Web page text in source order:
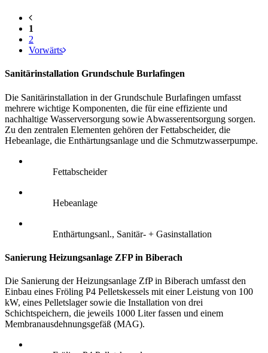
1
2
Vorwärts
Sanitärinstallation Grundschule Burlafingen
Die Sanitärinstallation in der Grundschule Burlafingen umfasst
mehrere wichtige Komponenten, die für eine effiziente und
nachhaltige Wasserversorgung sowie Abwasserentsorgung sorgen.
Zu den zentralen Elementen gehören der Fettabscheider, die
Hebeanlage, die Enthärtungsanlage und die Schmutzwasserpumpe.
Fettabscheider
Hebeanlage
Enthärtungsanl., Sanitär- + Gasinstallation
Sanierung Heizungsanlage ZFP in Biberach
Die Sanierung der Heizungsanlage ZfP in Biberach umfasst den
Einbau eines Fröling P4 Pelletskessels mit einer Leistung von 100
kW, eines Pelletslager sowie die Installation von drei
Schichtspeichern, die jeweils 1000 Liter fassen und einem
Membranausdehnungsgefäß (MAG).